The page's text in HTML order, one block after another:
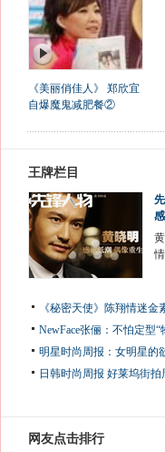
《美丽俏佳人》 郑欣宜
自爆魔鬼减肥餐②
王牌栏目
《秘密天使》陈翔情迷金
NewFace张俪：不怕定型“
明星时尚周报：女明星的
日韩时尚周报 好莱坞街拍
网友点击排行